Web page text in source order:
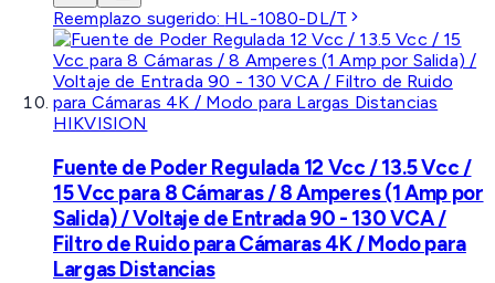
Reemplazo sugerido: HL-1080-DL/T
HIKVISION
Fuente de Poder Regulada 12 Vcc / 13.5 Vcc /
15 Vcc para 8 Cámaras / 8 Amperes (1 Amp por
Salida) / Voltaje de Entrada 90 - 130 VCA /
Filtro de Ruido para Cámaras 4K / Modo para
Largas Distancias